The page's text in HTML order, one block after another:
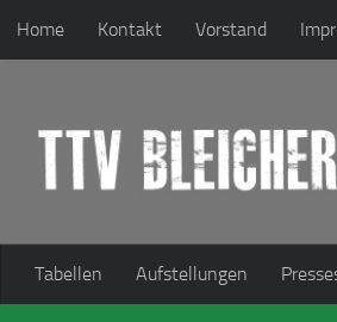
Zum Inhalt springen
Home Kontakt Vorstand
Tabellen Aufstellungen